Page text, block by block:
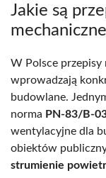
Jakie są
W Polsce przepisy
wprowadzają
budowlane.
norma PN-83/B-
wentylacyjne dla
obiektów
strumienie